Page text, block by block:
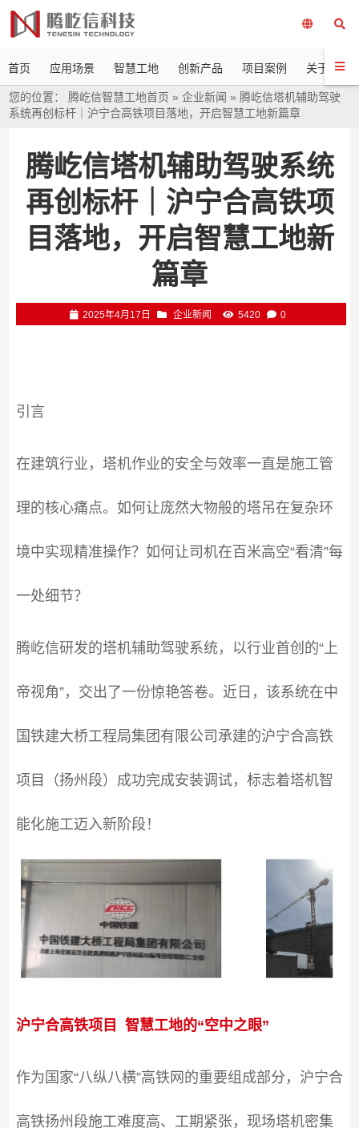
首页 应用场景 智慧工地 创新产品 项目案例 关于我们
您的位置： 腾屹信智慧工地首页 »企业新闻 » 腾屹信塔机辅助驾驶
系统再创标杆｜沪宁合高铁项目落地，开启智慧工地新篇章
腾屹信塔机辅助驾驶系统
再创标杆｜沪宁合高铁项
目落地，开启智慧工地新
篇章
2025年4月17日 企业新闻 5420 0
引言
在建筑行业，塔机作业的安全与效率一直是施工管
理的核心痛点。如何让庞然大物般的塔吊在复杂环
境中实现精准操作？如何让司机在百米高空“看清”每
一处细节？
腾屹信研发的塔机辅助驾驶系统，以行业首创的“上
帝视角”，交出了一份惊艳答卷。近日，该系统在中
国铁建大桥工程局集团有限公司承建的沪宁合高铁
项目（扬州段）成功完成安装调试，标志着塔机智
能化施工迈入新阶段！
沪宁合高铁项目 智慧工地的“空中之眼”
作为国家“八纵八横”高铁网的重要组成部分，沪宁合
高铁扬州段施工难度高、工期紧张，现场塔机密集